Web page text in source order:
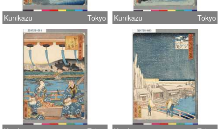
Kunikazu Tokyo Kunikazu Tokyo